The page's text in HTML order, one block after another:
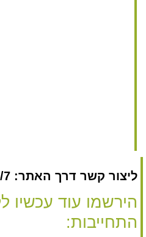
ליצור קשר דרך האתר: 24/7.
הירשמו עוד עכשיו
התחייבות: